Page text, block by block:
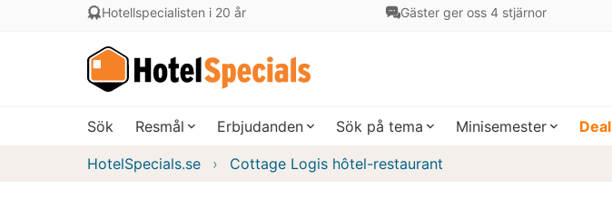
Hotellspecialisten i 20 år Gäster ger oss 4 stjärnor
Sök Resmål Erbjudanden Sök på tema Minisemester
HotelSpecials.se Cottage Logis hôtel-restaurant